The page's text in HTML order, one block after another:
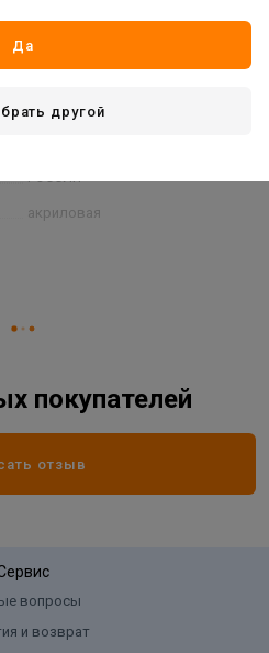
2 часа
золотой
РОССИЯ
акриловая
покупателей
отзыв
вопросы
и возврат
Да
другой